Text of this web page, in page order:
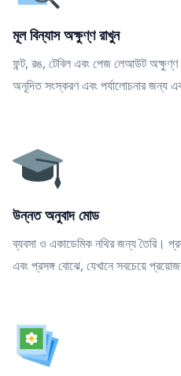
মূল বিন্যাস অক্ষুণ্ণ রাখুন
ফন্ট, রঙ, টেবিল এবং পেজ লেআউট অক্ষুণ্ণ
অনূদিত সংস্করণ এবং পর্যালোচনার জন্য
উন্নত অনুবাদ মোড
ব্যবসা ও একাডেমিক নথির জন্য তৈরি।
এবং প্রসঙ্গ বোঝে, যেখানে সবচেয়ে